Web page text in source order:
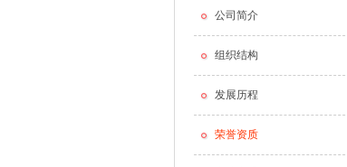
公司简介
组织结构
发展历程
荣誉资质